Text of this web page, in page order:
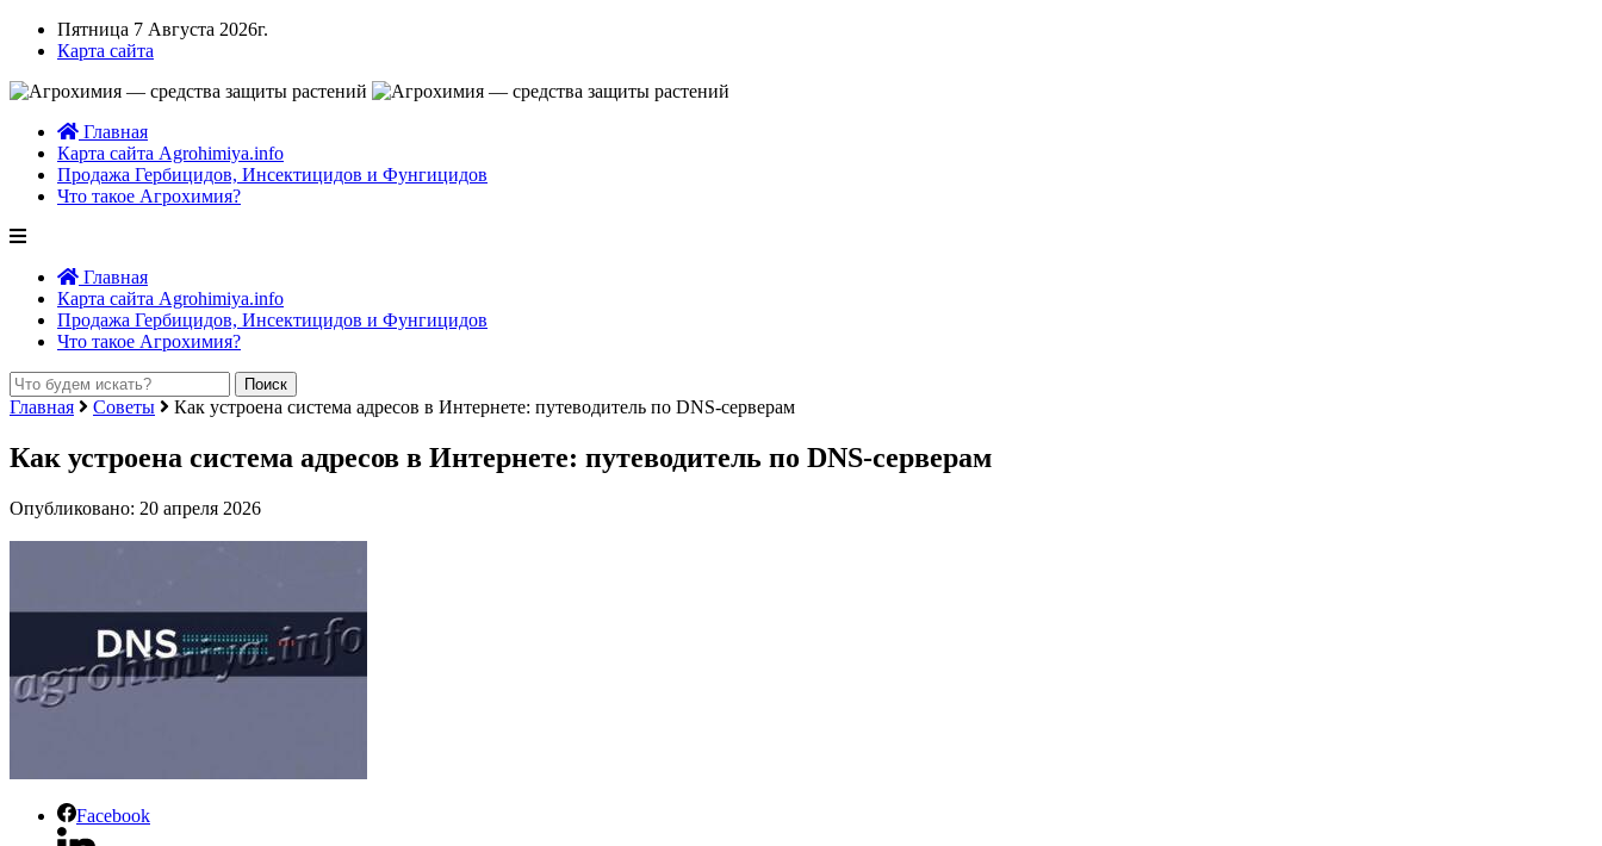
Пятница 7 Августа 2026г.
Карта сайта
Главная
Карта сайта Agrohimiya.info
Продажа Гербицидов, Инсектицидов и Фунгицидов
Что такое Агрохимия?
Главная
Карта сайта Agrohimiya.info
Продажа Гербицидов, Инсектицидов и Фунгицидов
Что такое Агрохимия?
Главная Советы Как устроена система адресов в Интернете: путеводитель по DNS-серверам
Как устроена система адресов в Интернете: путеводитель по DNS-серверам
Опубликовано: 20 апреля 2026
Facebook